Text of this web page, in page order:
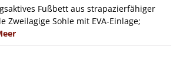
Fußbett aus strapazierfähiger
Zweilagige Sohle mit EVA-Einlage;